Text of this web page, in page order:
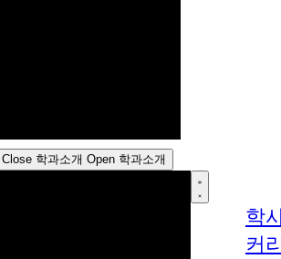
Close 학과소개 Open 학과소개
학
커